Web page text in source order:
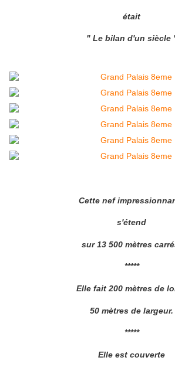
était
" Le bilan d'un siècle
Cette nef
s'étend
sur 13 500 mètres
*****
Elle fait 200 mètres de
50 mètres de largeur.
*****
Elle est couverte